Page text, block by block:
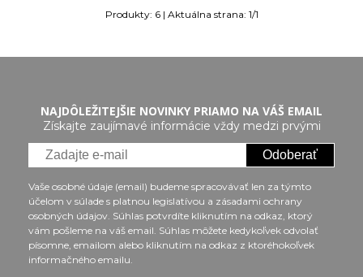
Produkty: 6| Aktuálna strana: 1/1
NAJDÔLEŽITEJŠIE NOVINKY PRIAMO NA VÁŠ EMAIL
Získajte zaujímavé informácie vždy medzi prvými
Odoberať
Vaše osobné údaje (email) budeme spracovávať len za týmto
účelom v súlade s platnou legislatívou a zásadami ochrany
osobných údajov. Súhlas potvrdíte kliknutím na odkaz, ktorý
vám pošleme na váš email. Súhlas môžete kedykoľvek odvolať
písomne, emailom alebo kliknutím na odkaz z ktoréhokoľvek
informačného emailu.